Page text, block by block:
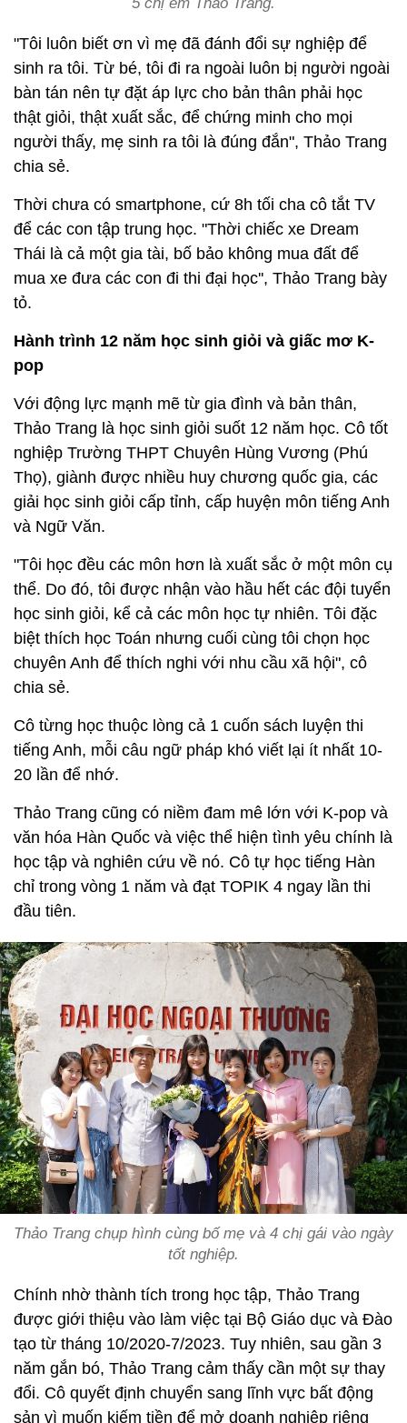
5 chị em Thảo Trang.
"Tôi luôn biết ơn vì mẹ đã đánh đổi sự nghiệp để
sinh ra tôi. Từ bé, tôi đi ra ngoài luôn bị người ngoài
bàn tán nên tự đặt áp lực cho bản thân phải học
thật giỏi, thật xuất sắc, để chứng minh cho mọi
người thấy, mẹ sinh ra tôi là đúng đắn", Thảo Trang
chia sẻ.
Thời chưa có smartphone, cứ 8h tối cha cô tắt TV
để các con tập trung học. "Thời chiếc xe Dream
Thái là cả một gia tài, bố bảo không mua đất để
mua xe đưa các con đi thi đại học'', Thảo Trang bày
tỏ.
Hành trình 12 năm học sinh giỏi và giấc mơ K-
pop
Với động lực mạnh mẽ từ gia đình và bản thân,
Thảo Trang là học sinh giỏi suốt 12 năm học. Cô tốt
nghiệp Trường THPT Chuyên Hùng Vương (Phú
Thọ), giành được nhiều huy chương quốc gia, các
giải học sinh giỏi cấp tỉnh, cấp huyện môn tiếng Anh
và Ngữ Văn.
"Tôi học đều các môn hơn là xuất sắc ở một môn cụ
thể. Do đó, tôi được nhận vào hầu hết các đội tuyển
học sinh giỏi, kể cả các môn học tự nhiên. Tôi đặc
biệt thích học Toán nhưng cuối cùng tôi chọn học
chuyên Anh để thích nghi với nhu cầu xã hội", cô
chia sẻ.
Cô từng học thuộc lòng cả 1 cuốn sách luyện thi
tiếng Anh, mỗi câu ngữ pháp khó viết lại ít nhất 10-
20 lần để nhớ.
Thảo Trang cũng có niềm đam mê lớn với K-pop và
văn hóa Hàn Quốc và việc thể hiện tình yêu chính là
học tập và nghiên cứu về nó. Cô tự học tiếng Hàn
chỉ trong vòng 1 năm và đạt TOPIK 4 ngay lần thi
đầu tiên.
Thảo Trang chụp hình cùng bố mẹ và 4 chị gái vào ngày
tốt nghiệp.
Chính nhờ thành tích trong học tập, Thảo Trang
được giới thiệu vào làm việc tại Bộ Giáo dục và Đào
tạo từ tháng 10/2020-7/2023. Tuy nhiên, sau gần 3
năm gắn bó, Thảo Trang cảm thấy cần một sự thay
đổi. Cô quyết định chuyển sang lĩnh vực bất động
sản vì muốn kiếm tiền để mở doanh nghiệp riêng